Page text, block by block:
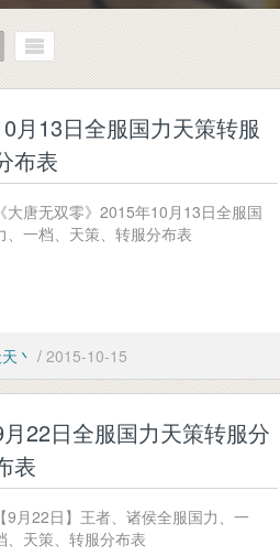
月13日全服国力天策转服
布表
丶 / 2015-10-15
《大唐无双零》2015年10月13日全服国
、一档、天策、转服分布表
22日全服国力天策转服分
表
【9月22日】王者、诸侯全服国力、一
、天策、转服分布表